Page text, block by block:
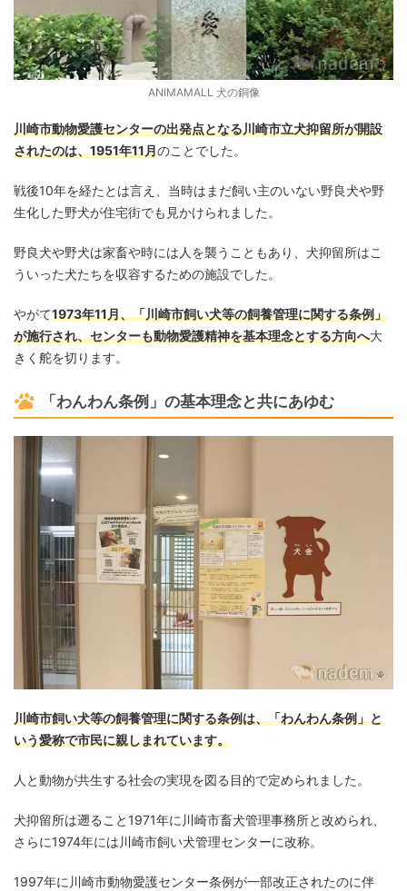
ANIMAMALL 犬の銅像
川崎市動物愛護センターの出発点となる川崎市立犬抑留所が開設
されたのは、1951年11月のことでした。
戦後10年を経たとは言え、当時はまだ飼い主のいない野良犬や野
生化した野犬が住宅街でも見かけられました。
野良犬や野犬は家畜や時には人を襲うこともあり、犬抑留所はこ
ういった犬たちを収容するための施設でした。
やがて1973年11月、「川崎市飼い犬等の飼養管理に関する条例」
が施行され、センターも動物愛護精神を基本理念とする方向へ大
きく舵を切ります。
「わんわん条例」の基本理念と共にあゆむ
川崎市飼い犬等の飼養管理に関する条例は、「わんわん条例」と
いう愛称で市民に親しまれています。
人と動物が共生する社会の実現を図る目的で定められました。
犬抑留所は遡ること1971年に川崎市畜犬管理事務所と改められ、
さらに1974年には川崎市飼い犬管理センターに改称。
1997年に川崎市動物愛護センター条例が一部改正されたのに伴